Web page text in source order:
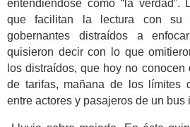
entendiéndose como “la verdad”.
que facilitan la lectura con su
gobernantes distraídos a
quisieron decir con lo que
los distraídos, que hoy no
de tarifas, mañana de los límites
entre actores y pasajeros de un bus